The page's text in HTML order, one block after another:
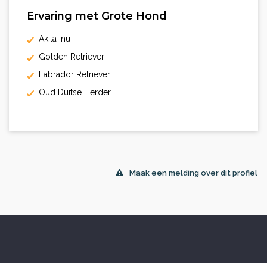
Ervaring met Grote Hond
Akita Inu
Golden Retriever
Labrador Retriever
Oud Duitse Herder
Maak een melding over dit profiel